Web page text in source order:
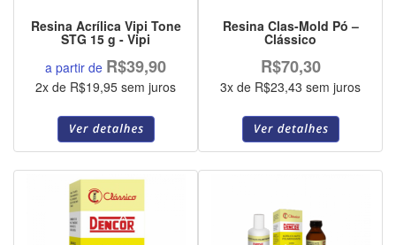
Resina Acrílica Vipi Tone
STG 15 g - Vipi
a partir de R$39,90
2x de R$19,95 sem juros
Resina Clas-Mold Pó –
Clássico
R$70,30
3x de R$23,43 sem juros